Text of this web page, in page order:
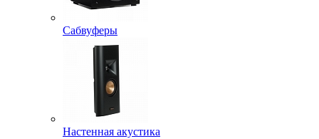
Сабвуферы
Настенная акустика